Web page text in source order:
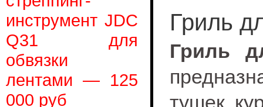
инструмент JDC
Q31 для
обвязки
лентами — 125
000 руб
Гриль
Гриль
тушек